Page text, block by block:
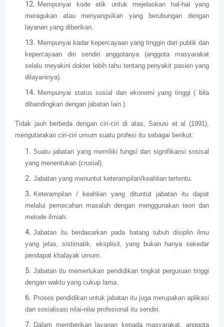
Mempunyai kode etik untuk mejelaskan hal-hal yang
meragukan atau menyangsikan yang berubungan dengan
layanan yang diberikan.
Mempunyai kadar kepercayaan yang tinggin dari publik dan
kepercayaan diri sendiri anggotanya (anggota masyarakat
selalu meyakini dokter lebih tahu tentang penyakit pasien yang
dilayaninya).
Mempunyai status sosial dan ekonomi yang tinggi ( bila
dibandingkan dengan jabatan lain ).
Tidak jauh berbeda dengan ciri-ciri di atas, Sanusi et al (1991),
mengutarakan ciri-ciri umum suatu profesi itu sebagai berikut:
Suatu jabatan yang memiliki fungsi dan signifikansi sosisal
yang menentukan (crusial).
Jabatan yang menuntut keterampilan/keahlian tertentu.
Keterampilan / keahlian yang dituntut jabatan itu dapat
melalui pemecahan masalah dengan menggunakan teori dan
metode ilmiah.
Jabatan itu berdasarkan pada batang tubuh disiplin ilmu
yang jelas, sistimatik, eksplisit, yang bukan hanya sekedar
pendapat khalayak umum.
Jabatan itu memerlukan pendidikan tingkat perguruan tinggi
dengan waktu yang cukup lama.
Proses pendidikan untuk jabatan itu juga merupakan aplikasi
dan sosialisasi nilai-nilai profesional itu sendiri.
Dalam memberikan layanan kepada masyarakat, anggota